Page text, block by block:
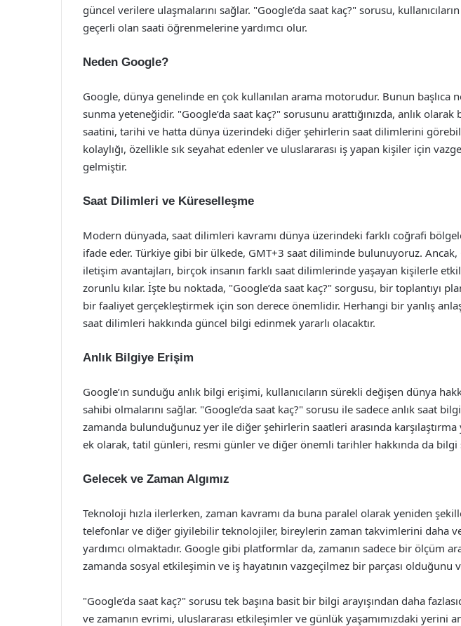
güncel verilere ulaşmalarını sağlar. "Google’da saat kaç?" sorusu,
geçerli olan saati öğrenmelerine yardımcı olur.
Neden Google?
Google, dünya genelinde en çok kullanılan arama motorudur. Bunun başlıca
sunma yeteneğidir. "Google’da saat kaç?" sorusunu arattığınızda, anlık
saatini, tarihi ve hatta dünya üzerindeki diğer şehirlerin saat dilimlerini
kolaylığı, özellikle sık seyahat edenler ve uluslararası iş yapan kişiler için
gelmiştir.
Saat Dilimleri ve Küreselleşme
Modern dünyada, saat dilimleri kavramı dünya üzerindeki farklı coğrafi
ifade eder. Türkiye gibi bir ülkede, GMT+3 saat diliminde bulunuyoruz.
iletişim avantajları, birçok insanın farklı saat dilimlerinde yaşayan kişilerle
zorunlu kılar. İşte bu noktada, "Google’da saat kaç?" sorgusu, bir toplantıyı
bir faaliyet gerçekleştirmek için son derece önemlidir. Herhangi bir yanlış
saat dilimleri hakkında güncel bilgi edinmek yararlı olacaktır.
Anlık Bilgiye Erişim
Google’ın sunduğu anlık bilgi erişimi, kullanıcıların sürekli değişen dünya
sahibi olmalarını sağlar. "Google’da saat kaç?" sorusu ile sadece anlık saat
zamanda bulunduğunuz yer ile diğer şehirlerin saatleri arasında
ek olarak, tatil günleri, resmi günler ve diğer önemli tarihler hakkında da
Gelecek ve Zaman Algımız
Teknoloji hızla ilerlerken, zaman kavramı da buna paralel olarak yeniden
telefonlar ve diğer giyilebilir teknolojiler, bireylerin zaman takvimlerini daha
yardımcı olmaktadır. Google gibi platformlar da, zamanın sadece bir ölçüm
zamanda sosyal etkileşimin ve iş hayatının vazgeçilmez bir parçası olduğunu
"Google’da saat kaç?" sorusu tek başına basit bir bilgi arayışından daha
ve zamanın evrimi, uluslararası etkileşimler ve günlük yaşamımızdaki yerini